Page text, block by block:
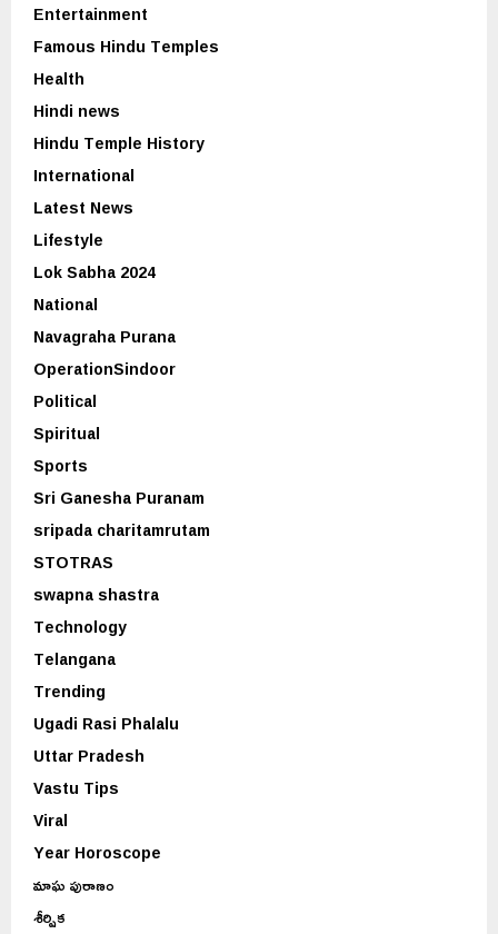
Entertainment
Famous Hindu Temples
Health
Hindi news
Hindu Temple History
International
Latest News
Lifestyle
Lok Sabha 2024
National
Navagraha Purana
OperationSindoor
Political
Spiritual
Sports
Sri Ganesha Puranam
sripada charitamrutam
STOTRAS
swapna shastra
Technology
Telangana
Trending
Ugadi Rasi Phalalu
Uttar Pradesh
Vastu Tips
Viral
Year Horoscope
మాఘ పురాణం
శీర్షిక